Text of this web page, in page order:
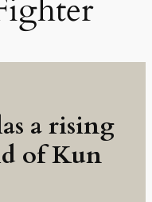
a rising
of Kun